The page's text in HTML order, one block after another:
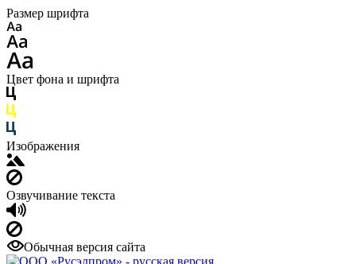
Размер шрифта
Цвет фона и шрифта
Изображения
Озвучивание текста
Обычная версия сайта